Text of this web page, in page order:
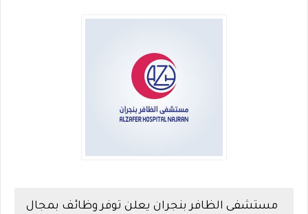
مستشفى الظافر بنجران يعلن توفر وظائف بمجال